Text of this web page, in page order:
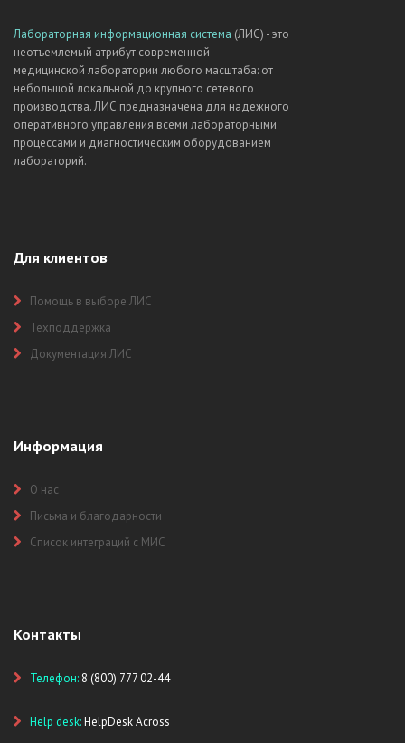
Лабораторная информационная система (ЛИС) - это
неотъемлемый атрибут современной
медицинской лаборатории любого масштаба: от
небольшой локальной до крупного сетевого
производства. ЛИС предназначена для надежного
оперативного управления всеми лабораторными
процессами и диагностическим оборудованием
лабораторий.
Для клиентов
Помощь в выборе ЛИС
Техподдержка
Документация ЛИС
Информация
О нас
Письма и благодарности
Список интеграций с МИС
Контакты
Телефон: 8 (800) 777 02-44
Help desk:HelpDesk Across